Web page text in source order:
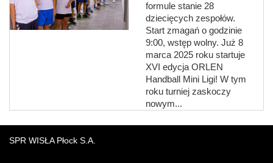
formule stanie 28
dziecięcych zespołów.
Start zmagań o godzinie
9:00, wstęp wolny. Już 8
marca 2025 roku startuje
XVI edycja ORLEN
Handball Mini Ligi! W tym
roku turniej zaskoczy
nowym...
SPR WISŁA Płock S.A.